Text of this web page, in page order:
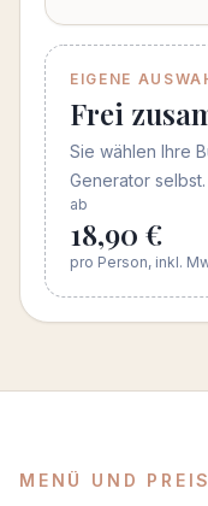
EIGENE
Frei
Sie wählen Ihre
Generator selbst.
ab
18,90 €
pro Person, inkl.
MENÜ UND PREIS